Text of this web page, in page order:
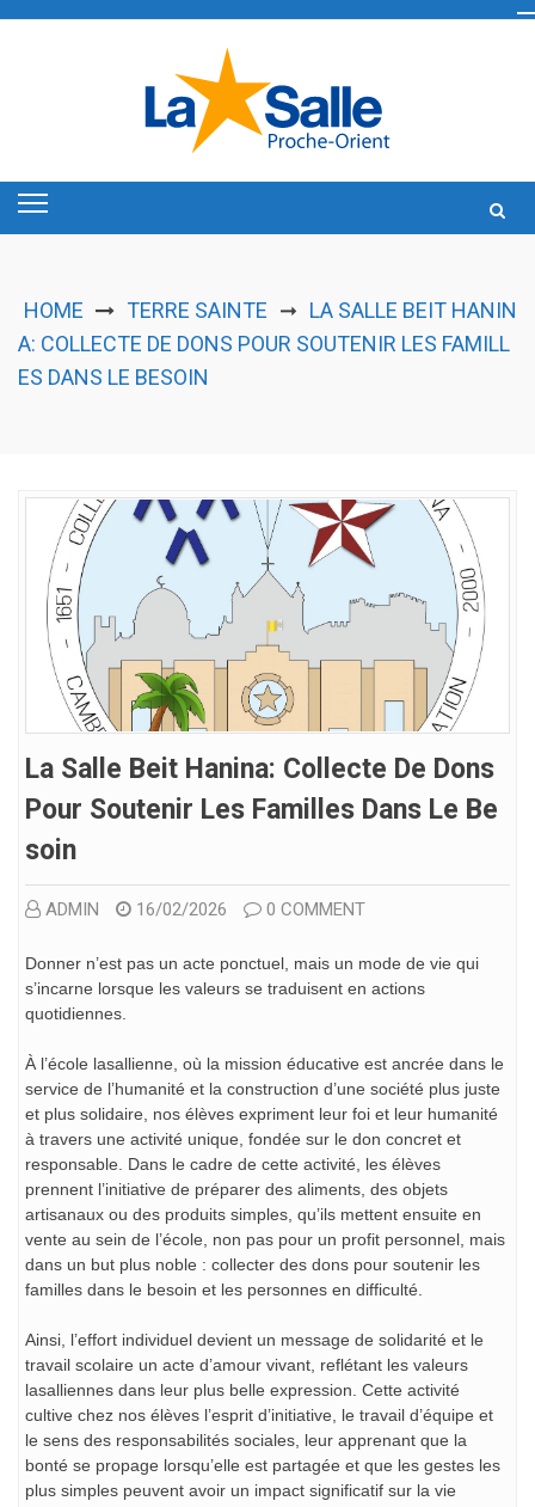
HOME TERRE SAINTE ➞ LA SALLE BEIT HANIN
A: COLLECTE DE DONS POUR SOUTENIR LES FAMILL
ES DANS LE BESOIN
La Salle Beit Hanina: Collecte De Dons
Pour Soutenir Les Familles Dans Le Be
Soin
ADMIN 16/02/2026 0 COMMENT
Donner n’est pas un acte ponctuel, mais un mode de vie qui
s’incarne lorsque les valeurs se traduisent en actions
quotidiennes.
À l’école lasallienne, où la mission éducative est ancrée dans le
service de l’humanité et la construction d’une société plus juste
et plus solidaire, nos élèves expriment leur foi et leur humanité
à travers une activité unique, fondée sur le don concret et
responsable. Dans le cadre de cette activité, les élèves
prennent l’initiative de préparer des aliments, des objets
artisanaux ou des produits simples, qu’ils mettent ensuite en
vente au sein de l’école, non pas pour un profit personnel, mais
dans un but plus noble : collecter des dons pour soutenir les
familles dans le besoin et les personnes en difficulté.
Ainsi, l’effort individuel devient un message de solidarité et le
travail scolaire un acte d’amour vivant, reflétant les valeurs
lasalliennes dans leur plus belle expression. Cette activité
cultive chez nos élèves l’esprit d’initiative, le travail d’équipe et
le sens des responsabilités sociales, leur apprenant que la
bonté se propage lorsqu’elle est partagée et que les gestes les
plus simples peuvent avoir un impact significatif sur la vie